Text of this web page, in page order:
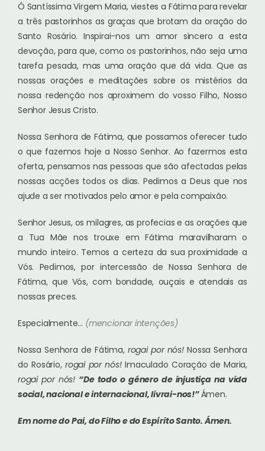
Ó Santíssima Virgem Maria, viestes a Fátima para revelar
a três pastorinhos as graças que brotam da oração do
Santo Rosário. Inspirai-nos um amor sincero a esta
devoção, para que, como os pastorinhos, não seja uma
tarefa pesada, mas uma oração que dá vida. Que as
nossas orações e meditações sobre os mistérios da
nossa redenção nos aproximem do vosso Filho, Nosso
Senhor Jesus Cristo.
Nossa Senhora de Fátima, que possamos oferecer tudo
o que fazemos hoje a Nosso Senhor. Ao fazermos esta
oferta, pensamos nas pessoas que são afectadas pelas
nossas acções todos os dias. Pedimos a Deus que nos
ajude a ser motivados pelo amor e pela compaixão.
Senhor Jesus, os milagres, as profecias e as orações que
a Tua Mãe nos trouxe em Fátima maravilharam o
mundo inteiro. Temos a certeza da sua proximidade a
Vós. Pedimos, por intercessão de Nossa Senhora de
Fátima, que Vós, com bondade, ouçais e atendais as
nossas preces.
Especialmente… (mencionar intenções)
Nossa Senhora de Fátima, rogai por nós!Nossa Senhora
do Rosário,rogai por nós!Imaculado Coração de Maria,
rogai por nós! “De todo o género de injustiça na vida
social, nacional e internacional, livrai-nos!”Ámen.
Em nome do Pai, do Filho e do Espírito Santo.Ámen.